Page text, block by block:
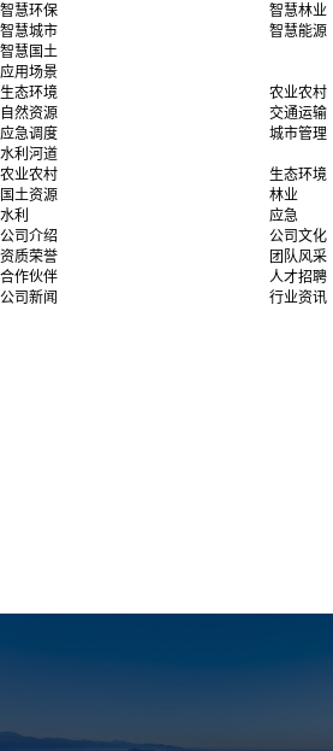
智慧环保
智慧林业
智慧城市
智慧能源
智慧国土
应用场景
生态环境
农业农村
自然资源
交通运输
应急调度
城市管理
水利河道
农业农村
生态环境
国土资源
林业
水利
应急
公司介绍
公司文化
资质荣誉
团队风采
合作伙伴
人才招聘
公司新闻
行业资讯